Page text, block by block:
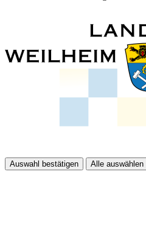
Auswahl bestätigen Alle auswählen